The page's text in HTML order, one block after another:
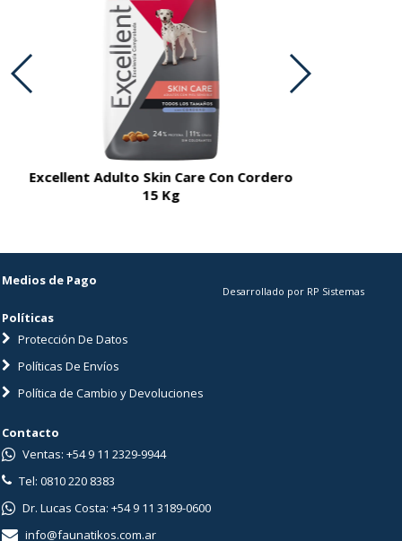
Excellent Adulto Skin Care Con Cordero
15 Kg
Medios de Pago
Políticas
Protección De Datos
Políticas De Envíos
Política de Cambio y Devoluciones
Desarrollado por RP Sistemas
Contacto
Ventas: +54 9 11 2329-9944
Tel: 0810 220 8383
Dr. Lucas Costa: +54 9 11 3189-0600
info@faunatikos.com.ar